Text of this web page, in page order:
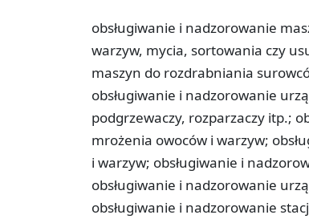
obsługiwanie i nadzorowanie
warzyw, mycia, sortowania czy
maszyn do rozdrabniania
obsługiwanie i nadzorowanie
podgrzewaczy, rozparzaczy itp.;
mrożenia owoców i warzyw;
i warzyw; obsługiwanie i
obsługiwanie i nadzorowanie
obsługiwanie i nadzorowanie